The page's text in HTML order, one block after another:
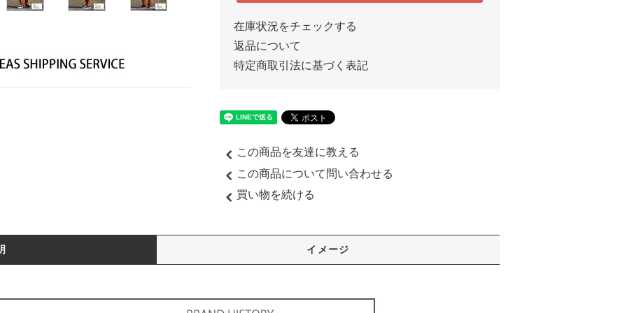
在庫状況をチェックする
返品について
特定商取引法に基づく表記
この商品を友達に教える
この商品について問い合わせる
買い物を続ける
イメージ